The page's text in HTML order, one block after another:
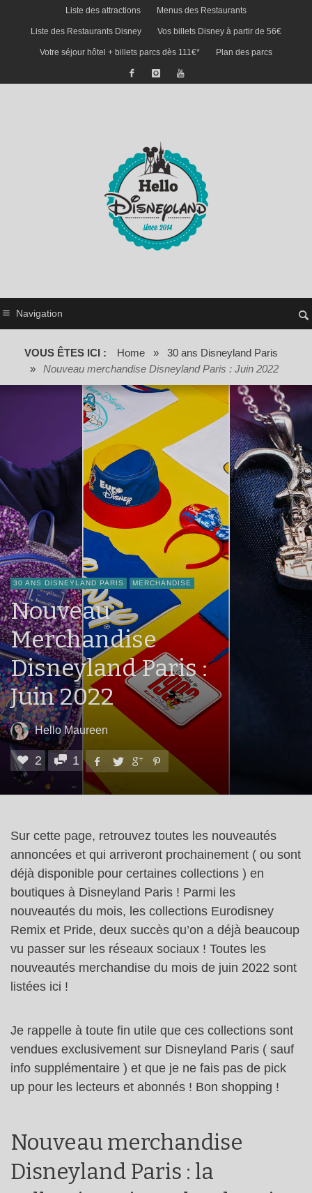
Liste des attractions Menus des Restaurants
Liste des Restaurants Disney Vos billets Disney à partir de 56€
Votre séjour hôtel + billets parcs dès 111€* Plan des parcs
Navigation
VOUS ÊTES ICI : Home »
30 ans Disneyland Paris
»
Nouveau merchandise Disneyland Paris : Juin 2022
30 ANS DISNEYLAND PARIS MERCHANDISE
Nouveau
Merchandise
Disneyland Paris :
Juin 2022
Hello Maureen
2 1
Sur cette page, retrouvez toutes les nouveautés
annoncées et qui arriveront prochainement ( ou sont
déjà disponible pour certaines collections ) en
boutiques à Disneyland Paris ! Parmi les
nouveautés du mois, les collections Eurodisney
Remix et Pride, deux succès qu’on a déjà beaucoup
vu passer sur les réseaux sociaux ! Toutes les
nouveautés merchandise du mois de juin 2022 sont
listées ici !
Je rappelle à toute fin utile que ces collections sont
vendues exclusivement sur Disneyland Paris ( sauf
info supplémentaire ) et que je ne fais pas de pick
up pour les lecteurs et abonnés ! Bon shopping !
Nouveau merchandise
Disneyland Paris : la